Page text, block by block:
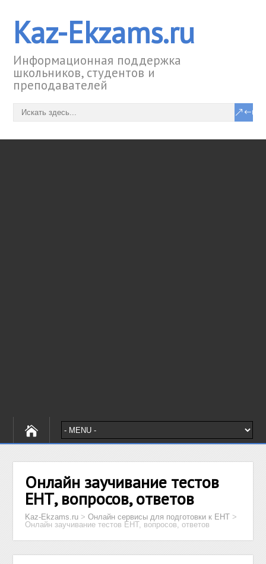
Kaz-Ekzams.ru
Информационная поддержка
школьников, студентов и
преподавателей
Онлайн заучивание тестов
ЕНТ, вопросов, ответов
Kaz-Ekzams.ru >Онлайн сервисы для подготовки к ЕНТ >
Онлайн заучивание тестов ЕНТ, вопросов, ответов